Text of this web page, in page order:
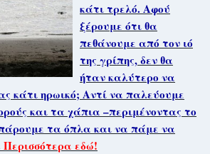
κάτι τρελό. Αφού
ξέρουμε ότι θα
πεθάνουμε από τον ιό
της γρίπης, δεν θα
ήταν καλύτερο να
κάτι ηρωικό; Αντί να παλεύουμε
και τα χάπια –περιμένοντας το
τα όπλα και να πάμε να
Περισσότερα εδώ!